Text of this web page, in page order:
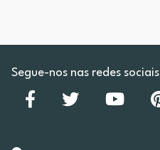
Segue-nos nas redes sociais